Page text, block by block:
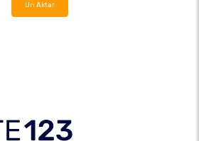
Uri Aktar